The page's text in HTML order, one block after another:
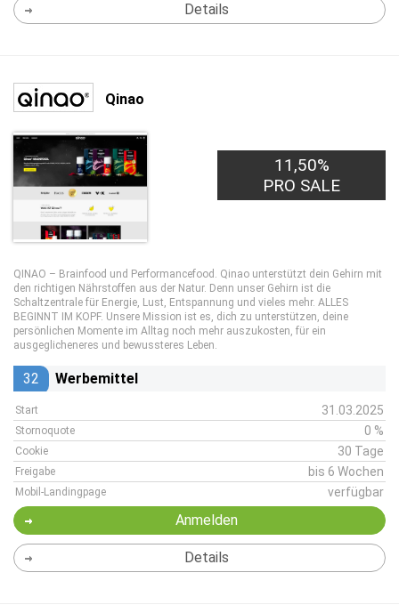
Details
Qinao
11,50%
PRO SALE
QINAO – Brainfood und Performancefood. Qinao unterstützt dein Gehirn mit
den richtigen Nährstoffen aus der Natur. Denn unser Gehirn ist die
Schaltzentrale für Energie, Lust, Entspannung und vieles mehr. ALLES
BEGINNT IM KOPF. Unsere Mission ist es, dich zu unterstützen, deine
persönlichen Momente im Alltag noch mehr auszukosten, für ein
ausgeglicheneres und bewussteres Leben.
32 Werbemittel
Start 31.03.2025
Stornoquote 0 %
Cookie 30 Tage
Freigabe bis 6 Wochen
Mobil-Landingpage verfügbar
Anmelden
Details